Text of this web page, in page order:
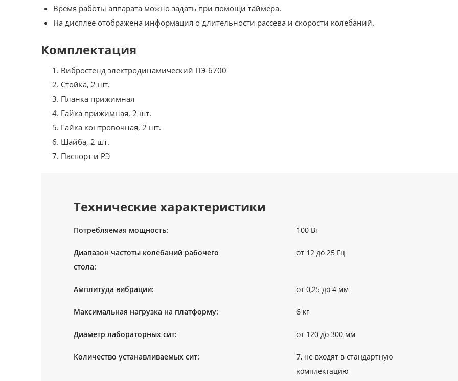
Время работы аппарата можно задать при помощи таймера.
На дисплее отображена информация о длительности рассева и скорости колебаний.
Комплектация
Вибростенд электродинамический ПЭ-6700
Стойка, 2 шт.
Планка прижимная
Гайка прижимная, 2 шт.
Гайка контровочная, 2 шт.
Шайба, 2 шт.
Паспорт и РЭ
Технические характеристики
Потребляемая мощность: 100 Вт
Диапазон частоты колебаний рабочего
стола:
от 12 до 25 Гц
Амплитуда вибрации: от 0,25 до 4 мм
Максимальная нагрузка на платформу: 6 кг
Диаметр лабораторных сит: от 120 до 300 мм
Количество устанавливаемых сит:
7, не входят в стандартную
комплектацию